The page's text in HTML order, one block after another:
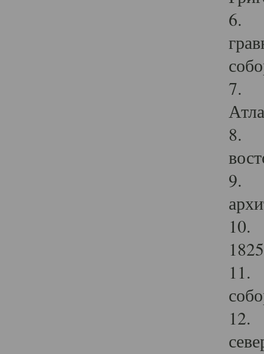
6.
7.
8.
9.
10.
11.
12.